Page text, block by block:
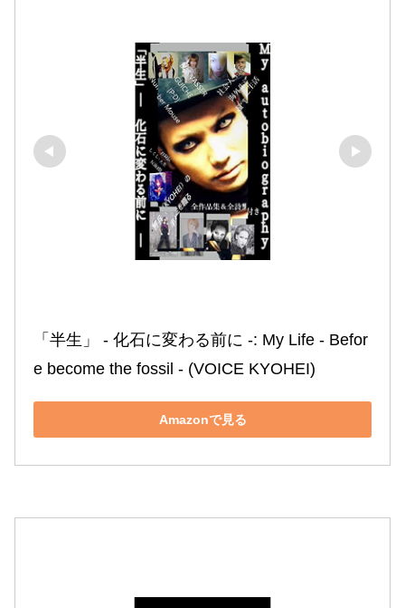
「半生」 ‐ 化石に変わる前に ‐: My Life ‐ Befor
e become the fossil ‐ (VOICE KYOHEI)
Amazonで見る